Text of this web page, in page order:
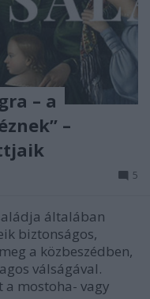
– a
–
5
általában
biztonságos,
a közbeszédben,
válságával.
a mostoha- vagy